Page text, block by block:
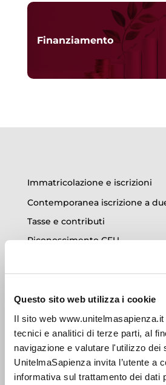
Questo sito web utilizza i cookie
Il sito web
tecnici e analitici di terze parti, al
navigazione e valutare l'utilizzo dei
UnitelmaSapienza invita l’utente a
informativa sul trattamento dei dati
Finanziamento
Immatricolazione e iscrizioni
Contemporanea iscrizione a
Tasse e contributi
Riconoscimento CFU
Tutorship
E-learning
Calendari Esami
Ricerca Etivity
Conseguimento Titolo
Poli Didattici